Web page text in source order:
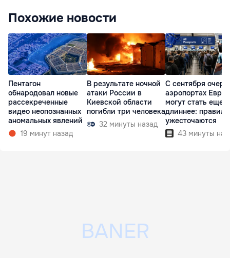
Похожие новости
Пентагон
обнародовал новые
рассекреченные
видео неопознанных
аномальных явлений
19 минут назад
В результате ночной
атаки России в
Киевской области
погибли три человека
32 минуты назад
С сентября
аэропортах
могут стать еще
длиннее: правила
ужесточаются
43 минуты